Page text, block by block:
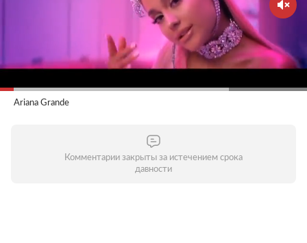
Ariana Grande
Комментарии закрыты за истечением срока
давности